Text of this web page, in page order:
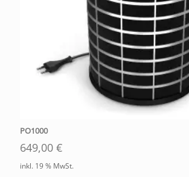
PO1000
649,00 €
inkl. 19 % MwSt.